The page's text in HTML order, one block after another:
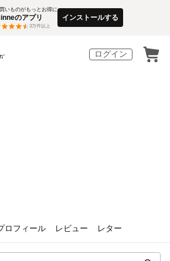
いものがもっとお得に
のアプリ
3万件以上
インストールする
ログイン
ロフィール レビュー レター